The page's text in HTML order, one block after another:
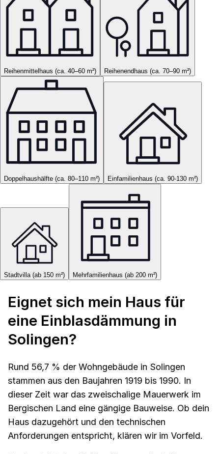
Reihenmittelhaus (ca. 40–60 m²) Reihenendhaus (ca. 70–90 m²)
Doppelhaushälfte (ca. 80–110 m²) Einfamilienhaus (ca. 90-130 m²)
Stadtvilla (ab 150 m²) Mehrfamilienhaus (ab 200 m²)
Eignet sich mein Haus für
eine Einblasdämmung in
Solingen?
Rund 56,7 % der Wohngebäude in Solingen
stammen aus den Baujahren 1919 bis 1990. In
dieser Zeit war das zweischalige Mauerwerk im
Bergischen Land eine gängige Bauweise. Ob dein
Haus dazugehört und den technischen
Anforderungen entspricht, klären wir im Vorfeld.